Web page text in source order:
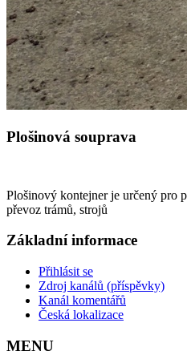
Plošinová souprava
Plošinový kontejner je určený pro
převoz trámů, strojů
Základní informace
Přihlásit se
Zdroj kanálů (příspěvky)
Kanál komentářů
Česká lokalizace
MENU